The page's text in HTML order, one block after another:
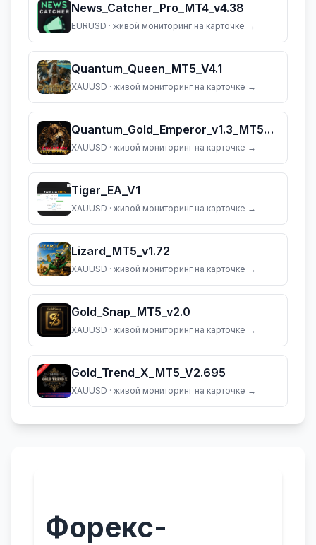
News_Catcher_Pro_MT4_v4.38
EURUSD · живой мониторинг на карточке →
Quantum_Queen_MT5_V4.1
XAUUSD · живой мониторинг на карточке →
Quantum_Gold_Emperor_v1.3_MT5_(dll_5883)
XAUUSD · живой мониторинг на карточке →
Tiger_EA_V1
XAUUSD · живой мониторинг на карточке →
Lizard_MT5_v1.72
XAUUSD · живой мониторинг на карточке →
Gold_Snap_MT5_v2.0
XAUUSD · живой мониторинг на карточке →
Gold_Trend_X_MT5_V2.695
XAUUSD · живой мониторинг на карточке →
Форекс-